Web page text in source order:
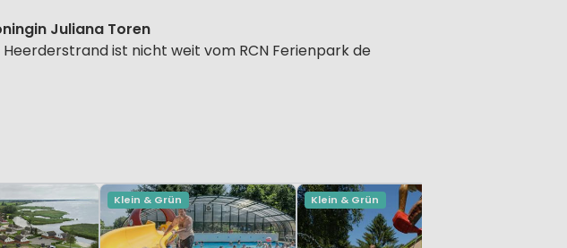
Juliana Toren
ist nicht weit vom RCN Ferienpark de
Klein & Grün Klein & Grün